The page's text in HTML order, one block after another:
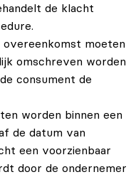
de klacht
moeten
omschreven worden
consument de
worden binnen een
de datum van
een voorzienbaar
door de ondernemer